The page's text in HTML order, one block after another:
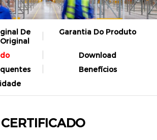
De
Garantia Do Produto
Download
Benefícios
CERTIFICADO